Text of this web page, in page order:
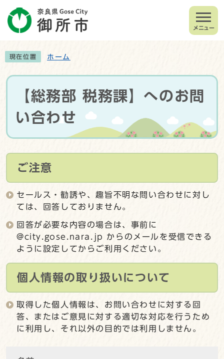
メニュー
現在位置 ホーム
【総務部 税務課】へのお問
い合わせ
ご注意
セールス・勧誘や、趣旨不明な問い合わせに対し
ては、回答しておりません。
回答が必要な内容の場合は、事前に
@city.gose.nara.jp からのメールを受信できる
ように設定してからご利用ください。
個人情報の取り扱いについて
取得した個人情報は、お問い合わせに対する回
答、またはご意見に対する適切な対応を行うため
に利用し、それ以外の目的では利用しません。